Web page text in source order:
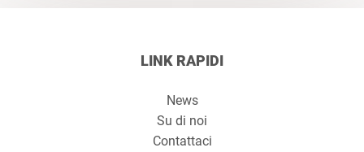
LINK RAPIDI
News
Su di noi
Contattaci